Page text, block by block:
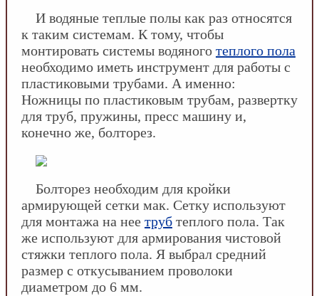
И водяные теплые полы как раз относятся
к таким системам. К тому, чтобы
монтировать системы водяного теплого пола
необходимо иметь инструмент для работы с
пластиковыми трубами. А именно:
Ножницы по пластиковым трубам, развертку
для труб, пружины, пресс машину и,
конечно же, болторез.
Болторез необходим для кройки
армирующей сетки мак. Сетку используют
для монтажа на нее труб теплого пола. Так
же используют для армирования чистовой
стяжки теплого пола. Я выбрал средний
размер с откусыванием проволоки
диаметром до 6 мм.